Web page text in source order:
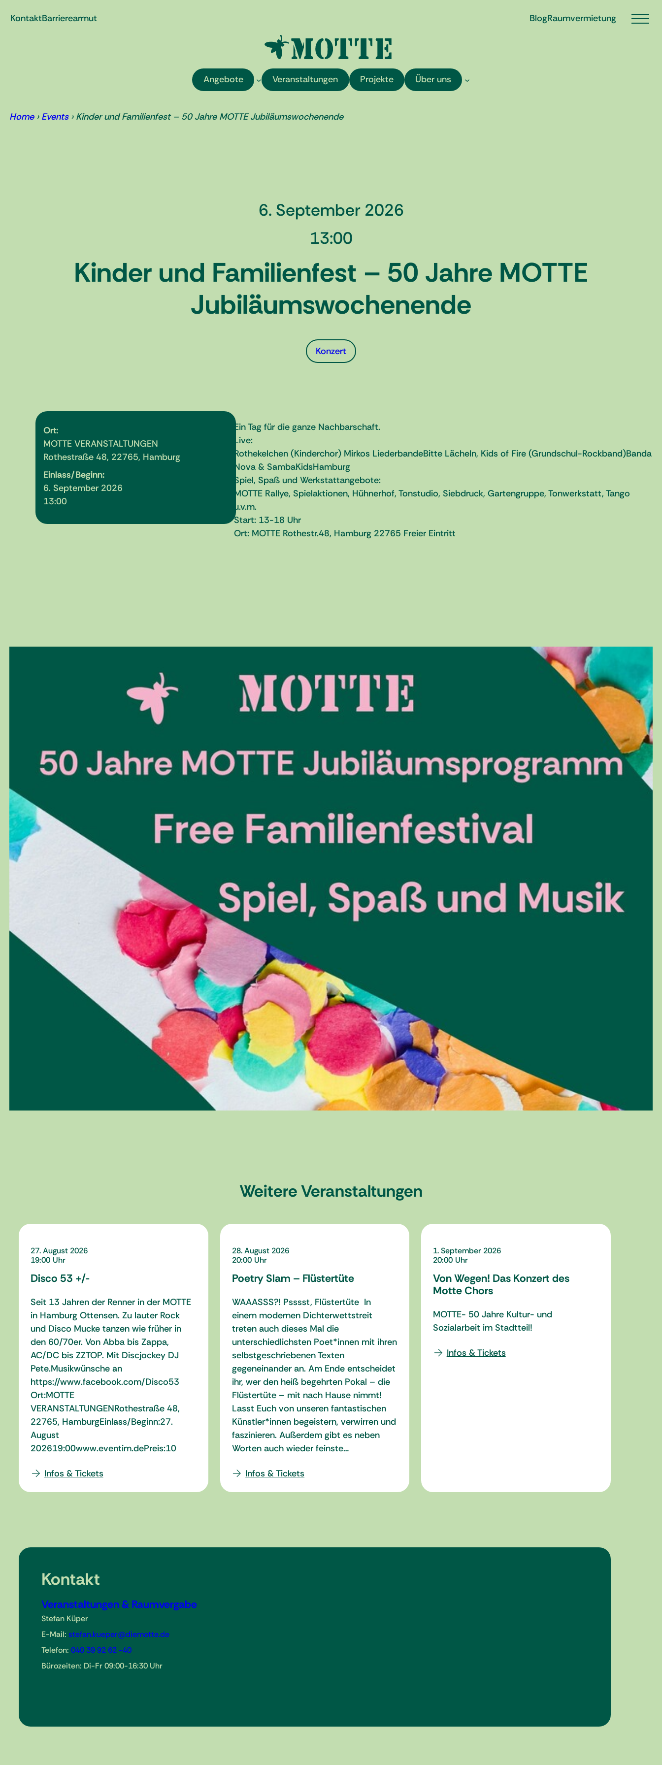
InhaltKontaktBarrierearmut BlogRaumvermietung
Angebote Veranstaltungen Projekte Über uns
Home› Events› Kinder und Familienfest – 50 Jahre MOTTE Jubiläumswochenende
6. September 2026
13:00
Kinder und Familienfest – 50 Jahre MOTTE
Jubiläumswochenende
Konzert
Ein Tag für die ganze Nachbarschaft.
Live:
Rothekelchen (Kinderchor) Mirkos LiederbandeBitte Lächeln, Kids of Fire (Grundschul-Rockband)Banda
Nova & SambaKidsHamburg
Spiel, Spaß und Werkstattangebote:
MOTTE Rallye, Spielaktionen, Hühnerhof, Tonstudio, Siebdruck, Gartengruppe, Tonwerkstatt, Tango
u.v.m.
Start: 13-18 Uhr
Ort: MOTTE Rothestr.48, Hamburg 22765 Freier Eintritt
Ort:
MOTTE VERANSTALTUNGEN
Rothestraße 48, 22765, Hamburg
Einlass/Beginn:
6. September 2026
13:00
Weitere Veranstaltungen
27. August 2026
19:00
Disco 53 +/-
Seit 13 Jahren der Renner in der MOTTE
in Hamburg Ottensen. Zu lauter Rock
und Disco Mucke tanzen wie früher in
den 60/70er. Von Abba bis Zappa,
AC/DC bis ZZTOP. Mit Discjockey DJ
Pete.Musikwünsche an
https://www.facebook.com/Disco53
Ort:MOTTE
VERANSTALTUNGENRothestraße 48,
22765, HamburgEinlass/Beginn:27.
August
202619:00www.eventim.dePreis:10
Infos & Tickets
28. August 2026
20:00
Poetry Slam – Flüstertüte
WAAASSS?! Psssst, Flüstertüte In
einem modernen Dichterwettstreit
treten auch dieses Mal die
unterschiedlichsten Poet*innen mit ihren
selbstgeschriebenen Texten
gegeneinander an. Am Ende entscheidet
ihr, wer den heiß begehrten Pokal – die
Flüstertüte – mit nach Hause nimmt!
Lasst Euch von unseren fantastischen
Künstler*innen begeistern, verwirren und
faszinieren. Außerdem gibt es neben
Worten auch wieder feinste…
Infos & Tickets
1. September 2026
20:00
Von Wegen! Das Konzert des
Motte Chors
MOTTE- 50 Jahre Kultur- und
Sozialarbeit im Stadtteil!
Infos & Tickets
Kontakt
Veranstaltungen & Raumvergabe
Stefan Küper
E-Mail: stefan.kueper@diemotte.de
Telefon: 040 39 92 62 -40
Bürozeiten: Di-Fr 09:00-16:30 Uhr